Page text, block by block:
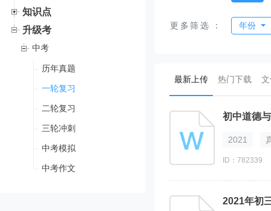
知识点
升级考
中考
历年真题
一轮复习
二轮复习
三轮冲刺
中考模拟
中考作文
更多筛选 ： 年份
最新上传(current)
热门下载
初中道德
2021
ID：782339
2021年初